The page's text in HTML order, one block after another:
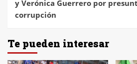
y Verónica Guerrero por
corrupción
Te pueden interesar